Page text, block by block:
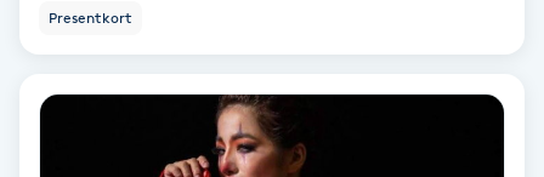
Fettreducering
Presentkort